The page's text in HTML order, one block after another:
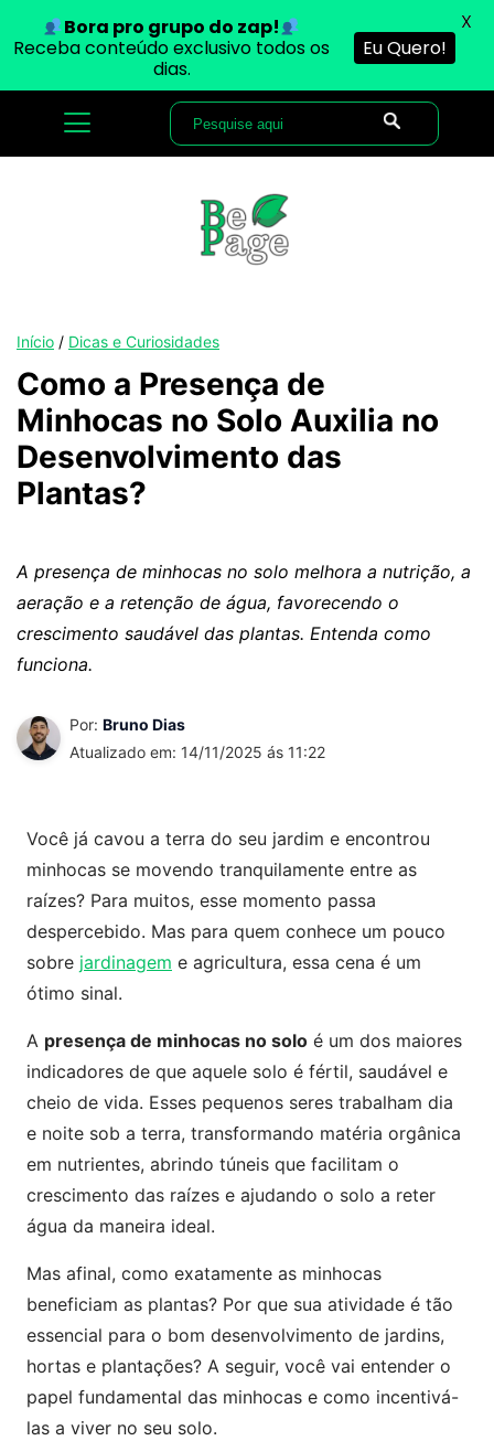
Início / Dicas e Curiosidades
Como a Presença de
Minhocas no Solo Auxilia no
Desenvolvimento das
Plantas?
A presença de minhocas no solo melhora a nutrição, a
aeração e a retenção de água, favorecendo o
crescimento saudável das plantas. Entenda como
funciona.
Por: Bruno Dias
Atualizado em: 14/11/2025 ás 11:22
Você já cavou a terra do seu jardim e encontrou
minhocas se movendo tranquilamente entre as
raízes? Para muitos, esse momento passa
despercebido. Mas para quem conhece um pouco
sobre jardinagem e agricultura, essa cena é um
ótimo sinal.
A presença de minhocas no solo é um dos maiores
indicadores de que aquele solo é fértil, saudável e
cheio de vida. Esses pequenos seres trabalham dia
e noite sob a terra, transformando matéria orgânica
em nutrientes, abrindo túneis que facilitam o
crescimento das raízes e ajudando o solo a reter
água da maneira ideal.
Mas afinal, como exatamente as minhocas
beneficiam as plantas? Por que sua atividade é tão
essencial para o bom desenvolvimento de jardins,
hortas e plantações? A seguir, você vai entender o
papel fundamental das minhocas e como incentivá-
las a viver no seu solo.
Bora pro grupo do zap!
Receba conteúdo exclusivo todos os
dias.
Eu Quero!
X